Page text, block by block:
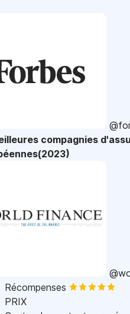
compagnies
Récompenses
PRIX